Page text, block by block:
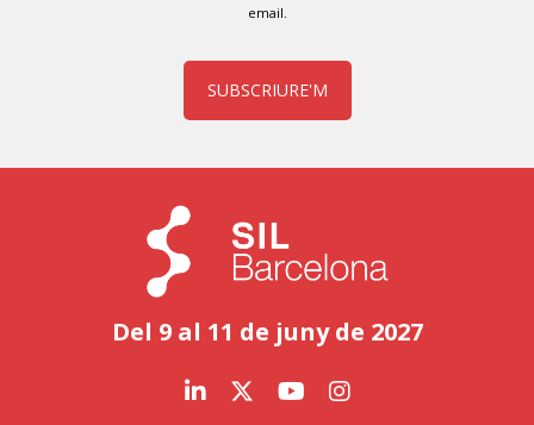
email.
SUBSCRIURE'M
Del 9 al 11 de juny de 2027